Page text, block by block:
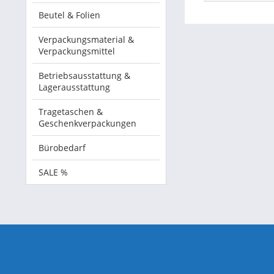
Beutel & Folien
Verpackungsmaterial &
Verpackungsmittel
Betriebsausstattung &
Lagerausstattung
Tragetaschen &
Geschenkverpackungen
Bürobedarf
SALE %